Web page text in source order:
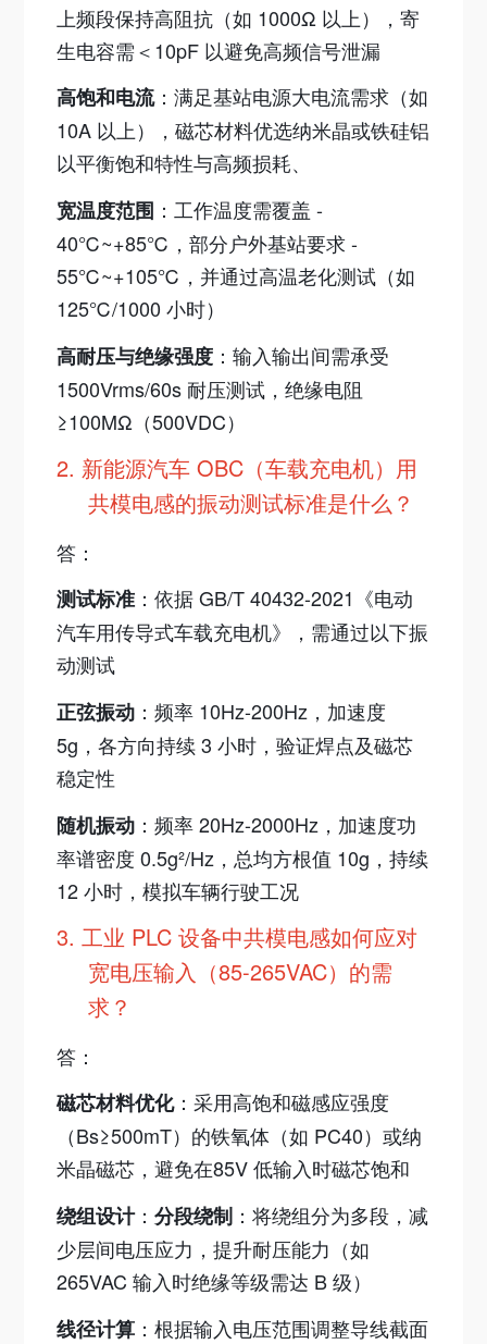
上频段保持高阻抗（如 1000Ω 以上），寄
生电容需＜10pF 以避免高频信号泄漏
高饱和电流：满足基站电源大电流需求（如
10A 以上），磁芯材料优选纳米晶或铁硅铝
以平衡饱和特性与高频损耗、
宽温度范围 ：工作温度需覆盖 -
40℃~+85℃，部分户外基站要求 -
55℃~+105℃，并通过高温老化测试（如
125℃/1000 小时）
高耐压与绝缘强度 ：输入输出间需承受
1500Vrms/60s 耐压测试，绝缘电阻
≥100MΩ（500VDC）
2. 新能源汽车 OBC（车载充电机）用
共模电感的振动测试标准是什么？​
答：
测试标准：依据 GB/T 40432-2021《电动
汽车用传导式车载充电机》，需通过以下振
动测试
正弦振动 ：频率 10Hz-200Hz，加速度
5g，各方向持续 3 小时，验证焊点及磁芯
稳定性
随机振动 ：频率 20Hz-2000Hz，加速度功
率谱密度 0.5g²/Hz，总均方根值 10g，持续
12 小时，模拟车辆行驶工况
3. 工业 PLC 设备中共模电感如何应对
宽电压输入（85-265VAC）的需
求？
答：
磁芯材料优化：采用高饱和磁感应强度
（Bs≥500mT）的铁氧体（如 PC40）或纳
米晶磁芯，避免在85V 低输入时磁芯饱和
绕组设计：分段绕制 ：将绕组分为多段，减
少层间电压应力，提升耐压能力（如
265VAC 输入时绝缘等级需达 B 级）
线径计算 ：根据输入电压范围调整导线截面